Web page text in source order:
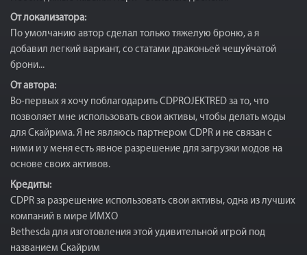
От локализатора:
По умолчанию автор сделал только тяжелую броню, а я
добавил легкий вариант, со статами драконьей чешуйчатой
брони...
От автора:
Во-первых я хочу поблагодарить CDPROJEKTRED за то, что
позволяет мне использовать свои активы, чтобы делать моды
для Скайрима. Я не являюсь партнером CDPR и не связан с
ними и у меня есть явное разрешение для загрузки модов на
основе своих активов.
Кредиты:
CDPR за разрешение использовать свои активы, одна из лучших
компаний в мире ИМХО
Bethesda для изготовления этой удивительной игрой под
названием Скайрим